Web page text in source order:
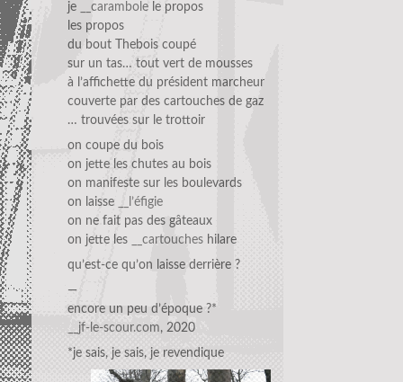
je __carambole le propos
les propos
du bout Thebois coupé
sur un tas… tout vert de mousses
à l’affichette du président marcheur
couverte par des cartouches de gaz
… trouvées sur le trottoir
on coupe du bois
on jette les chutes au bois
on manifeste sur les boulevards
on laisse
__l’éfigie
on ne fait pas des gâteaux
on jette les
__cartouches hilare
qu’est-ce qu’on laisse derrière ?
—
encore un peu d’époque ?*
__jf-le-scour.com, 2020
*je sais, je sais, je revendique